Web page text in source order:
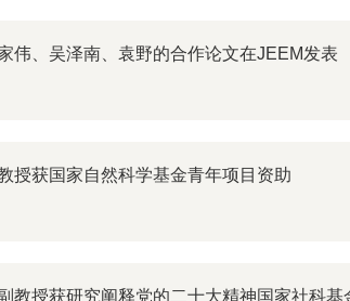
伟、吴泽南、袁野的合作论文在JEEM发表
授获国家自然科学基金青年项目资助
教授获研究阐释党的二十大精神国家社科基